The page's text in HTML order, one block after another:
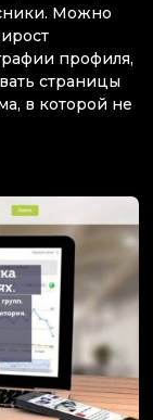
Можно
профиля,
страницы
в которой не